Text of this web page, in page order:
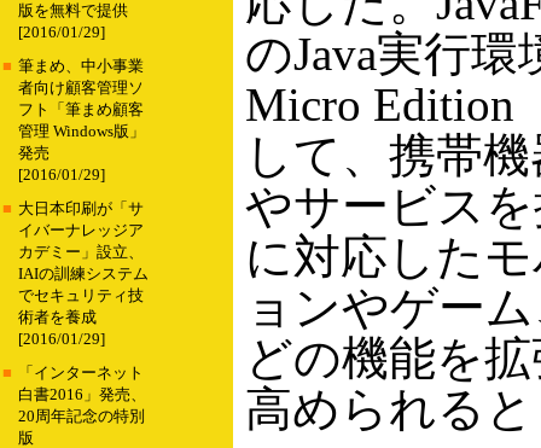
版を無料で提供
[2016/01/29]
■ 筆まめ、中小事業
者向け顧客管理ソ
フト「筆まめ顧客
管理 Windows版」
発売
[2016/01/29]
■ 大日本印刷が「サ
イバーナレッジア
カデミー」設立、
IAIの訓練システム
でセキュリティ技
術者を養成
[2016/01/29]
■
「インターネット
白書2016」発売、
20周年記念の特別
版
のJava実行環
Micro Edition
して、携帯
やサービス
に対応した
ョンやゲー
どの機能を
高められる